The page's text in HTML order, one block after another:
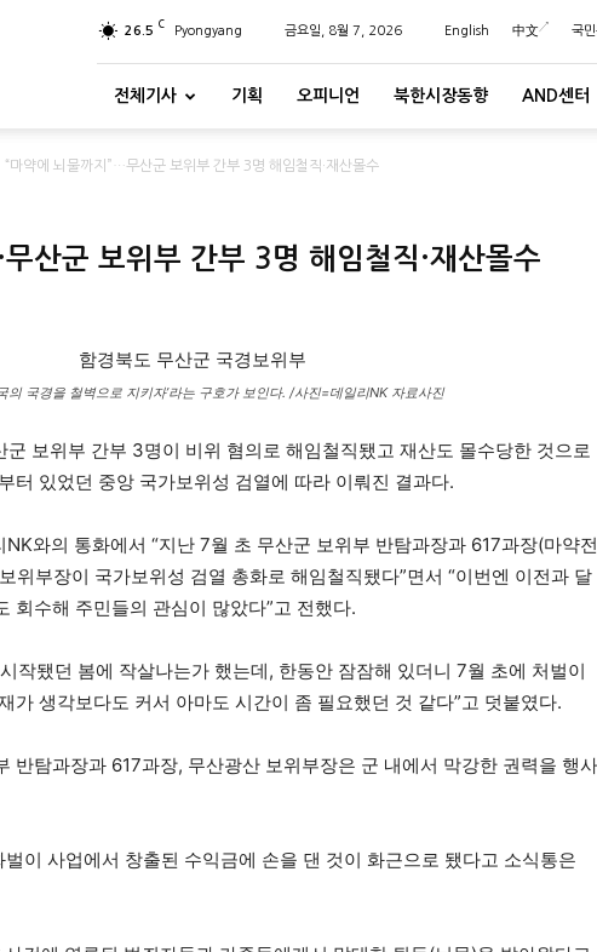
26.5 C Pyongyang 금요일, 8월 7, 2026 English 中文 국
전체기사 기획 오피니언 북한시장동향 AND센터
“마약에 뇌물까지”…무산군 보위부 간부 3명 해임철직·재산몰수
산군 보위부 간부 3명 해임철직·재산몰수
의 국경을 철벽으로 지키자’라는 구호가 보인다. /사진=데일리NK 자료사진
보위부 간부 3명이 비위 혐의로 해임철직됐고 재산도 몰수당한 것으로
터 있었던 중앙 국가보위성 검열에 따라 이뤄진 결과다.
와의 통화에서 “지난 7월 초 무산군 보위부 반탐과장과 617과장(마약전
위부장이 국가보위성 검열 총화로 해임철직됐다”면서 “이번엔 이전과 달
회수해 주민들의 관심이 많았다”고 전했다.
작됐던 봄에 작살나는가 했는데, 한동안 잠잠해 있더니 7월 초에 처벌이
가 생각보다도 커서 아마도 시간이 좀 필요했던 것 같다”고 덧붙였다.
반탐과장과 617과장, 무산광산 보위부장은 군 내에서 막강한 권력을 행사
이 사업에서 창출된 수익금에 손을 댄 것이 화근으로 됐다고 소식통은